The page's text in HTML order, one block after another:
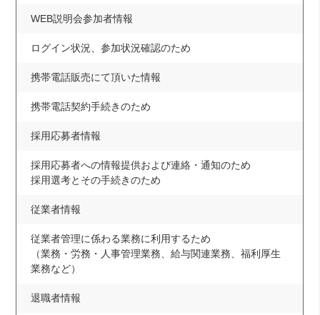
WEB説明会参加者情報
ログイン状況、参加状況確認のため
携帯電話販売にて頂いた情報
携帯電話契約手続きのため
採用応募者情報
採用応募者への情報提供および連絡・通知のため
採用選考とその手続きのため
従業者情報
従業者管理に係わる業務に利用するため
（業務・労務・人事管理業務、給与関連業務、福利厚生
業務など）
退職者情報